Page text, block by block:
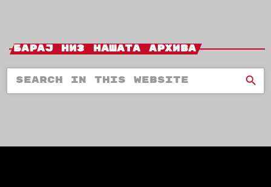
Барај Низ Нашата Архива
search